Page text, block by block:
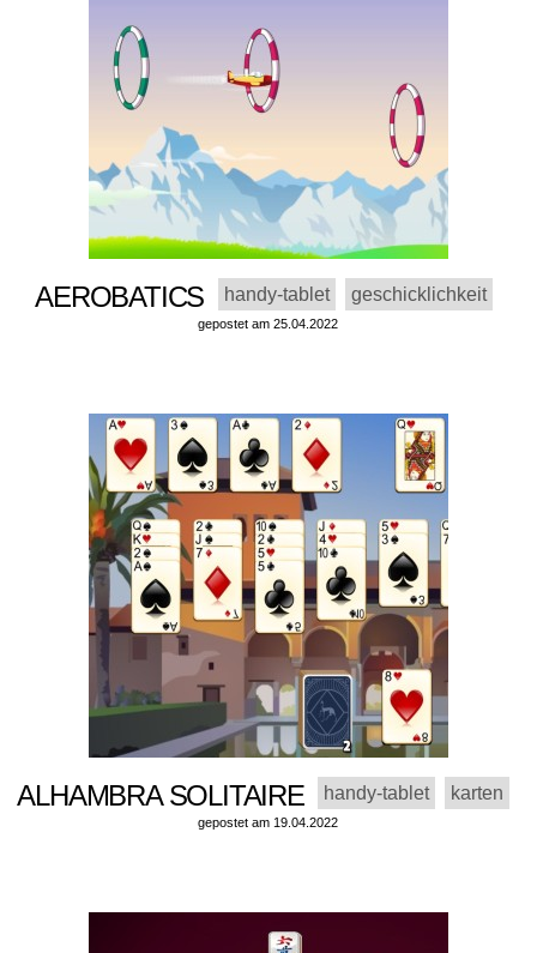
AEROBATICS handy-tablet geschicklichkeit
gepostet am 25.04.2022
ALHAMBRA SOLITAIRE handy-tablet karten
gepostet am 19.04.2022